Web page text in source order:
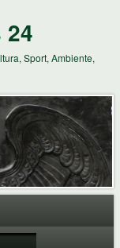
24
Sport, Ambiente,